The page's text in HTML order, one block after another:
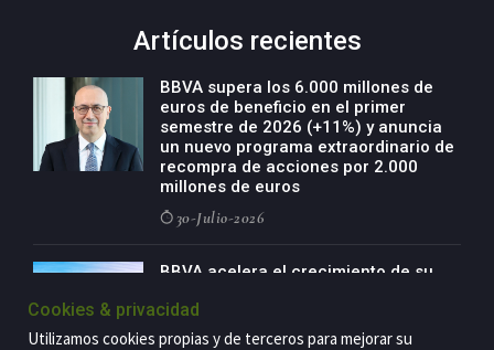
Artículos recientes
BBVA supera los 6.000 millones de
euros de beneficio en el primer
semestre de 2026 (+11%) y anuncia
un nuevo programa extraordinario de
recompra de acciones por 2.000
millones de euros
30-Julio-2026
BBVA acelera el crecimiento de su
de especialización presente en siete
países
Cookies & privacidad
Utilizamos cookies propias y de terceros para mejorar su